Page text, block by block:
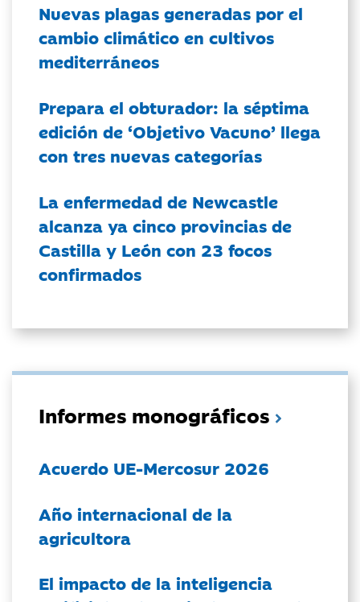
Nuevas plagas generadas por el
cambio climático en cultivos
mediterráneos
Prepara el obturador: la séptima
edición de ‘Objetivo Vacuno’ llega
con tres nuevas categorías
La enfermedad de Newcastle
alcanza ya cinco provincias de
Castilla y León con 23 focos
confirmados
Informes monográficos
Acuerdo UE-Mercosur 2026
Año internacional de la
agricultora
El impacto de la inteligencia